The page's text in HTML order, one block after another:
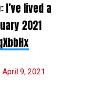
lived a
2021
April 9, 2021